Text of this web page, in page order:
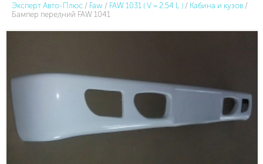
Эксперт Авто-Плюс / Faw / FAW 1031 ( V = 2.54 L ) / Кабина и кузов /
Бампер передний FAW 1041